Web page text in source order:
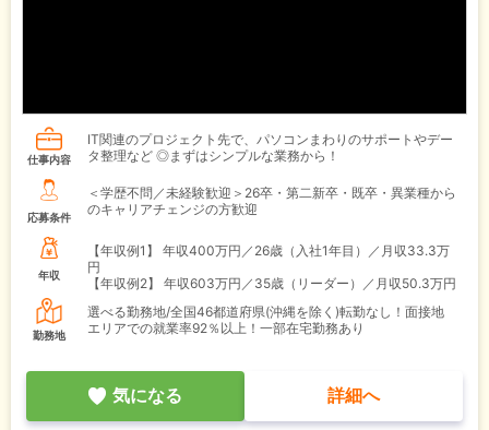
仕事内容
IT関連のプロジェクト先で、パソコンまわりのサポートやデー
タ整理など ◎まずはシンプルな業務から！
応募条件
＜学歴不問／未経験歓迎＞26卒・第二新卒・既卒・異業種から
のキャリアチェンジの方歓迎
年収
【年収例1】
年収400万円／26歳（入社1年目）／月収33.3万
円
【年収例2】
年収603万円／35歳（リーダー）／月収50.3万円
勤務地
選べる勤務地/全国46都道府県(沖縄を除く)転勤なし！面接地
エリアでの就業率92％以上！一部在宅勤務あり
気になる 詳細へ